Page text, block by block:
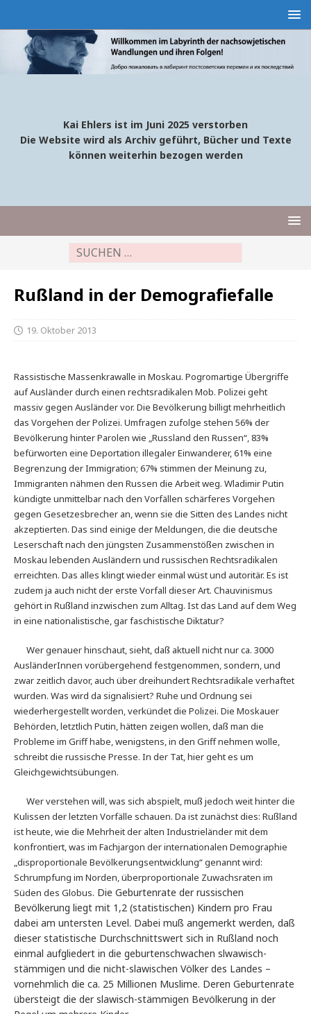
Kai Ehlers ist im Juni 2025 verstorben
Die Website wird als Archiv geführt, Bücher und Texte
können weiterhin bezogen werden
Rußland in der Demografiefalle
19. Oktober 2013
Rassistische Massenkrawalle in Moskau. Pogromartige Übergriffe
auf Ausländer durch einen rechtsradikalen Mob. Polizei geht
massiv gegen Ausländer vor. Die Bevölkerung billigt mehrheitlich
das Vorgehen der Polizei. Umfragen zufolge stehen 56% der
Bevölkerung hinter Parolen wie „Russland den Russen“, 83%
befürworten eine Deportation illegaler Einwanderer, 61% eine
Begrenzung der Immigration; 67% stimmen der Meinung zu,
Immigranten nähmen den Russen die Arbeit weg. Wladimir Putin
kündigte unmittelbar nach den Vorfällen schärferes Vorgehen
gegen Gesetzesbrecher an, wenn sie die Sitten des Landes nicht
akzeptierten. Das sind einige der Meldungen, die die deutsche
Leserschaft nach den jüngsten Zusammenstößen zwischen in
Moskau lebenden Ausländern und russischen Rechtsradikalen
erreichten. Das alles klingt wieder einmal wüst und autoritär. Es ist
zudem ja auch nicht der erste Vorfall dieser Art. Chauvinismus
gehört in Rußland inzwischen zum Alltag. Ist das Land auf dem Weg
in eine nationalistische, gar faschistische Diktatur?
Wer genauer hinschaut, sieht, daß aktuell nicht nur ca. 3000
AusländerInnen vorübergehend festgenommen, sondern, und
zwar zeitlich davor, auch über dreihundert Rechtsradikale verhaftet
wurden. Was wird da signalisiert? Ruhe und Ordnung sei
wiederhergestellt worden, verkündet die Polizei. Die Moskauer
Behörden, letztlich Putin, hätten zeigen wollen, daß man die
Probleme im Griff habe, wenigstens, in den Griff nehmen wolle,
schreibt die russische Presse. In der Tat, hier geht es um
Gleichgewichtsübungen.
Wer verstehen will, was sich abspielt, muß jedoch weit hinter die
Kulissen der letzten Vorfälle schauen. Da ist zunächst dies: Rußland
ist heute, wie die Mehrheit der alten Industrieländer mit dem
konfrontiert, was im Fachjargon der internationalen Demographie
„disproportionale Bevölkerungsentwicklung“ genannt wird:
Schrumpfung im Norden, überproportionale Zuwachsraten im
Süden des Globus. Die Geburtenrate der russischen
Bevölkerung liegt mit 1,2 (statistischen) Kindern pro Frau
dabei am untersten Level. Dabei muß angemerkt werden, daß
dieser statistische Durchschnittswert sich in Rußland noch
einmal aufgliedert in die geburtenschwachen slwawisch-
stämmigen und die nicht-slawischen Völker des Landes –
vornehmlich die ca. 25 Millionen Muslime. Deren Geburtenrate
übersteigt die der slawisch-stämmigen Bevölkerung in der